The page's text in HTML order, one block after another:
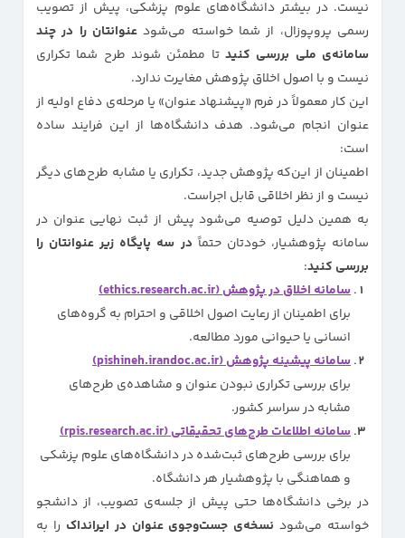
نیست. در بیشتر دانشگاه‌های علوم پزشکی، پیش از تصویب
رسمی پروپوزال، از شما خواسته می‌شود عنوانتان را در چند
سامانه‌ی ملی بررسی کنید تا مطمئن شوند طرح شما تکراری
نیست و با اصول اخلاق پژوهش مغایرت ندارد.
این کار معمولاً در فرم «پیشنهاد عنوان» یا مرحله‌ی دفاع اولیه از
عنوان انجام می‌شود. هدف دانشگاه‌ها از این فرایند ساده
است:
اطمینان از این‌که پژوهش جدید، تکراری یا مشابه طرح‌های دیگر
نیست و از نظر اخلاقی قابل اجراست.
به همین دلیل توصیه می‌شود پیش از ثبت نهایی عنوان در
سامانه پژوهشیار، خودتان حتماً در سه پایگاه زیر عنوانتان را
بررسی کنید:
سامانه اخلاق در پژوهش (ethics.research.ac.ir)
برای اطمینان از رعایت اصول اخلاقی و احترام به گروه‌های
انسانی یا حیوانی مورد مطالعه.
سامانه پیشینه پژوهش (pishineh.irandoc.ac.ir)
برای بررسی تکراری نبودن عنوان و مشاهده‌ی طرح‌های
مشابه در سراسر کشور.
سامانه اطلاعات طرح‌های تحقیقاتی (rpis.research.ac.ir)
برای بررسی طرح‌های ثبت‌شده در دانشگاه‌های علوم پزشکی
و هماهنگی با پژوهشیار هر دانشگاه.
در برخی دانشگاه‌ها حتی پیش از جلسه‌ی تصویب، از دانشجو
خواسته می‌شود نسخه‌ی جست‌وجوی عنوان در ایرانداک را به